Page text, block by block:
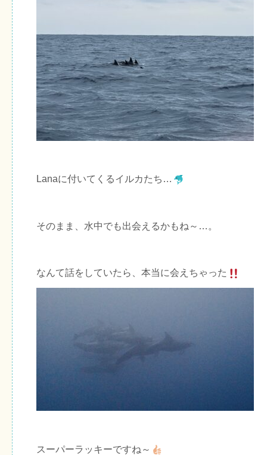
Lanaに付いてくるイルカたち…
そのまま、水中でも出会えるかもね～…。
なんて話をしていたら、本当に会えちゃった
スーパーラッキーですね～